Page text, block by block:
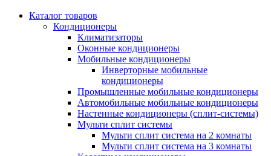
Каталог товаров
Кондиционеры
Климатизаторы
Оконные кондиционеры
Мобильные кондиционеры
Инверторные мобильные
кондиционеры
Промышленные мобильные кондиционеры
Автомобильные мобильные кондиционеры
Настенные кондиционеры (сплит-системы)
Мульти сплит системы
Мульти сплит система на 2 комнаты
Мульти сплит система на 3 комнаты